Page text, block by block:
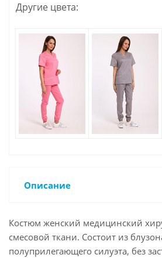
Другие цвета:
Описание
Костюм женский медицинский
смесовой ткани. Состоит из
полуприлегающего силуэта, без